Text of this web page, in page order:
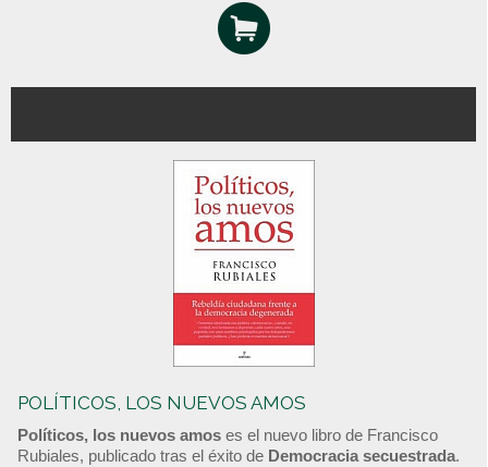
POLÍTICOS, LOS NUEVOS AMOS
Políticos, los nuevos amos es el nuevo libro de Francisco
Rubiales, publicado tras el éxito de Democracia secuestrada.